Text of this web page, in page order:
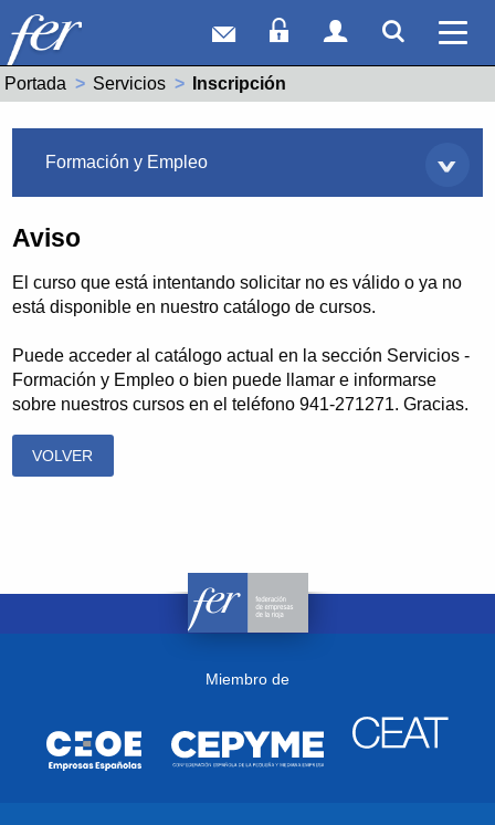
Correo webAcceso Socios
Acceso
Portada Servicios Actual:
Inscripción
Formación y Empleo
Aviso
El curso que está intentando solicitar no es válido o ya no
está disponible en nuestro catálogo de cursos.
Puede acceder al catálogo actual en la sección Servicios -
Formación y Empleo o bien puede llamar e informarse
sobre nuestros cursos en el teléfono 941-271271. Gracias.
VOLVER
Miembro de